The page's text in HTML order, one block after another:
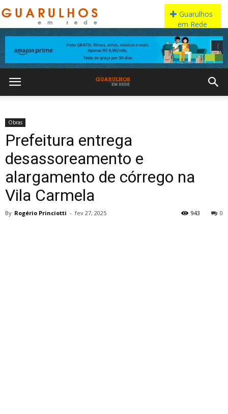
Obras
Prefeitura entrega
desassoreamento e
alargamento de córrego na
Vila Carmela
By Rogério Princiotti - fev 27, 2025 0
943